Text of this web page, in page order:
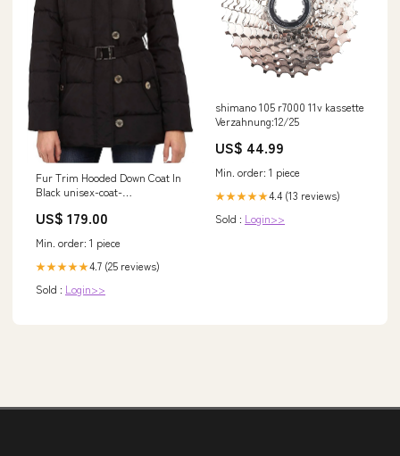
Fur Trim Hooded Down Coat In
Black unisex-coat-
US$ 179.00
Min. order: 1 piece
★★★★★4.7 (25 reviews)
Sold : Login>>
shimano 105 r7000 11v kassette
Verzahnung:12/25
US$ 44.99
Min. order: 1 piece
★★★★★4.4 (13 reviews)
Sold : Login>>